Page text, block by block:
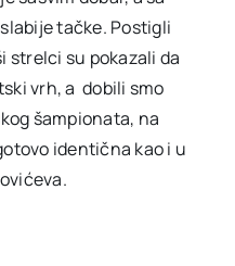
tačke. Postigli
strelci su pokazali da
vrh, a dobili smo
šampionata, na
identična kao i u